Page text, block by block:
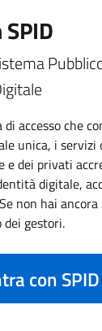
di accesso che
unica, i servizi
e dei privati
digitale,
non hai
dei gestori.
con SPID